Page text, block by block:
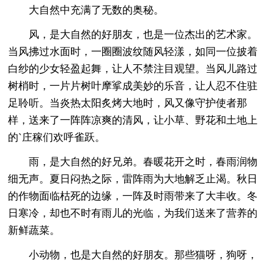
大自然中充满了无数的奥秘。
风，是大自然的好朋友，也是一位杰出的艺术家。
当风拂过水面时，一圈圈波纹随风轻漾，如同一位披着
白纱的少女轻盈起舞，让人不禁注目观望。当风儿路过
树梢时，一片片树叶摩挲成美妙的乐音，让人忍不住驻
足聆听。当炎热太阳炙烤大地时，风又像守护使者那
样，送来了一阵阵凉爽的清风，让小草、野花和土地上
的`庄稼们欢呼雀跃。
雨，是大自然的好兄弟。春暖花开之时，春雨润物
细无声。夏日闷热之际，雷阵雨为大地解乏止渴。秋日
的作物面临枯死的边缘，一阵及时雨带来了大丰收。冬
日寒冷，却也不时有雨儿的光临，为我们送来了营养的
新鲜蔬菜。
小动物，也是大自然的好朋友。那些猫呀，狗呀，